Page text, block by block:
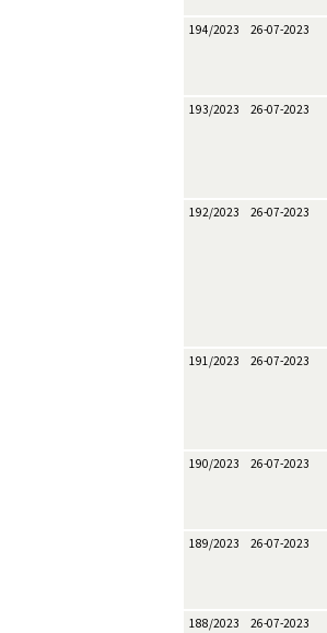
194/2023 26-07-2023
193/2023 26-07-2023
192/2023 26-07-2023
191/2023 26-07-2023
190/2023 26-07-2023
189/2023 26-07-2023
188/2023 26-07-2023